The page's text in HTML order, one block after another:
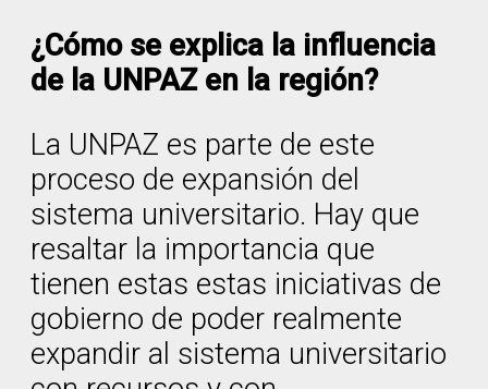
¿Cómo se explica la influencia
de la UNPAZ en la región?
La UNPAZ es parte de este
proceso de expansión del
sistema universitario. Hay que
resaltar la importancia que
tienen estas estas iniciativas de
gobierno de poder realmente
expandir al sistema universitario